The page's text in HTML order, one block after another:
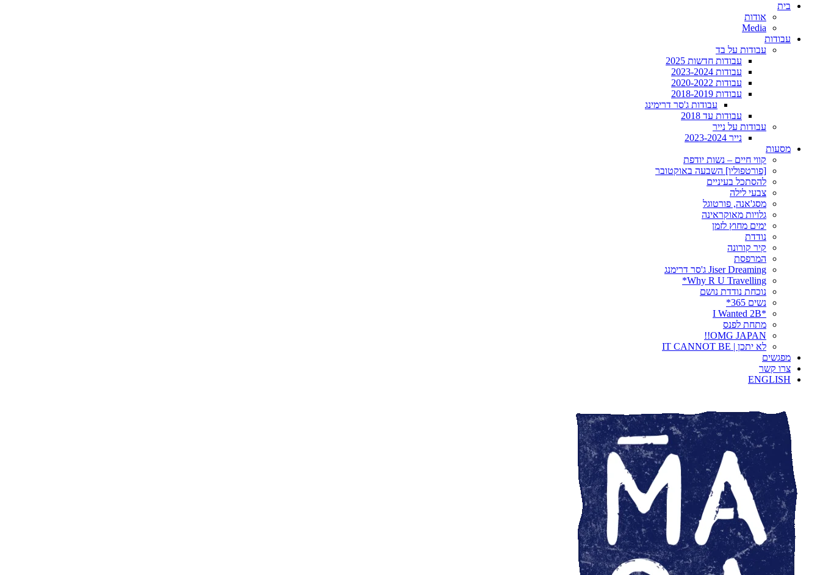
בית
אודות
Media
עבודות
עבודות על בד
עבודות חדשות 2025
עבודות 2023-2024
עבודות 2020-2022
עבודות 2018-2019
עבודות ג'סר דרימינג
עבודות עד 2018
עבודות על נייר
נייר 2023-2024
מסעות
קווי חיים – נשות יודפת
[פורטפוליו] השבעה באוקטובר
להסתכל בעיניים
צבעי לילה
מסג'אנה, פורטוגל
גלויות מאוקראינה
ימים מחוץ לזמן
נודדת
קיר קורונה
המרפסת
Jiser Dreaming ג'סר דרימנג
Why R U Travelling*
נוכחת נודדת נושם
נשים 365*
*I Wanted 2B
מתחת לפנס
OMG JAPAN!!
לא יתכן | IT CANNOT BE
מפגשים
צרו קשר
ENGLISH